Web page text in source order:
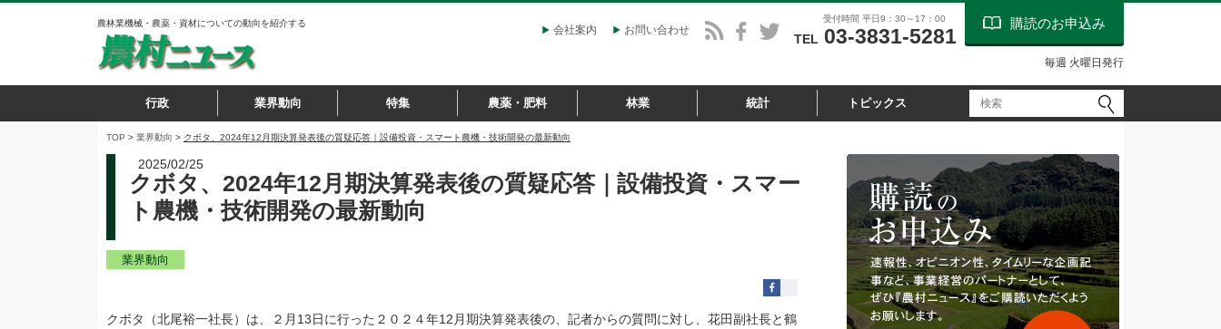
農林業機械・農薬・資材についての動向を紹介する
会社案内 お問い合わせ
受付時間 平日9：30～17：00
TEL 03-3831-5281
購読のお申込み
毎週 火曜日発行
行政 業界動向 特集 農薬・肥料 林業 統計 トピックス
TOP > 業界動向 > クボタ、2024年12月期決算発表後の質疑応答｜設備投資・スマート農機・技術開発の最新動向
2025/02/25
クボタ、2024年12月期決算発表後の質疑応答｜設備投資・スマー
ト農機・技術開発の最新動向
業界動向
クボタ（北尾裕一社長）は、２月13日に行った２０２４年12月期決算発表後の、記者からの質問に対し、花田副社長と鶴